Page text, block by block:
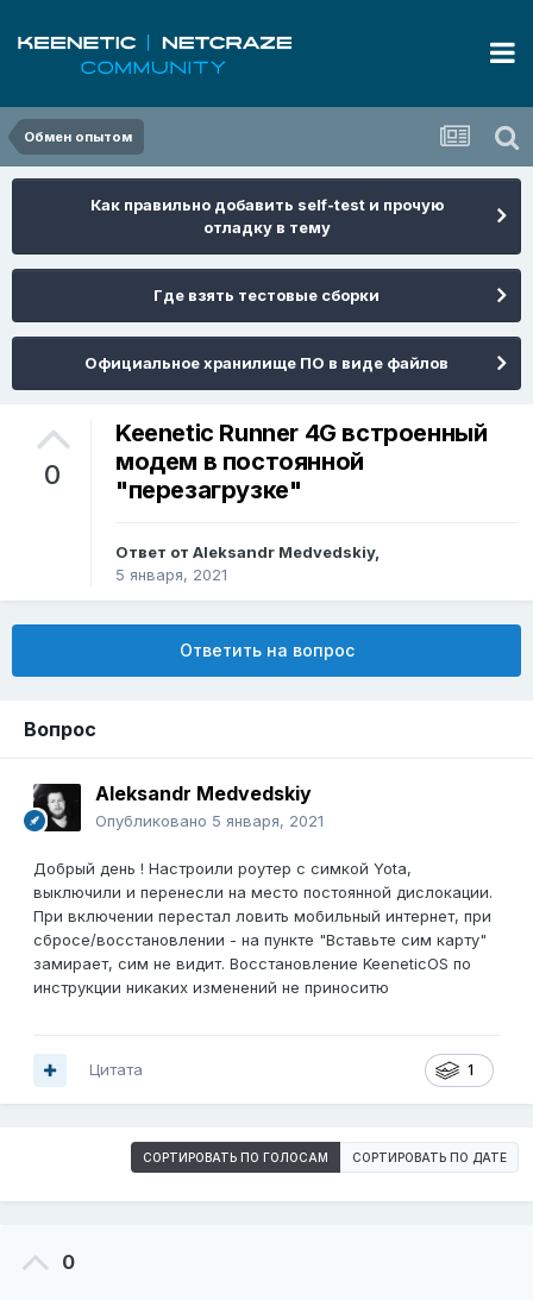
Обмен опытом
Как правильно добавить self-test и прочую
отладку в тему
Где взять тестовые сборки
Официальное хранилище ПО в виде файлов
0
Keenetic Runner 4G встроенный
модем в постоянной
"перезагрузке"
Ответ от Aleksandr Medvedskiy,
5 января, 2021
Ответить на вопрос
Вопрос
Aleksandr Medvedskiy
Опубликовано 5 января, 2021
Добрый день ! Настроили роутер с симкой Yota,
выключили и перенесли на место постоянной дислокации.
При включении перестал ловить мобильный интернет, при
сбросе/восстановлении - на пункте "Вставьте сим карту"
замирает, сим не видит. Восстановление KeeneticOS по
инструкции никаких изменений не приноситю
1
Цитата
СОРТИРОВАТЬ ПО ГОЛОСАМ СОРТИРОВАТЬ ПО ДАТЕ
0